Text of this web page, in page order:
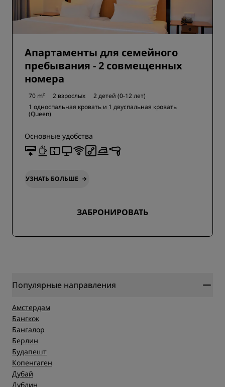
Апартаменты для семейного
пребывания - 2 совмещенных
номера
70 m² 2 взрослых
2 детей (0-12 лет)
1 односпальная кровать и 1 двуспальная кровать
(Queen)
Основные удобства
УЗНАТЬ БОЛЬШЕ
ЗАБРОНИРОВАТЬ
Популярные направления
Амстердам
Бангкок
Бангалор
Берлин
Будапешт
Копенгаген
Дубай
Дублин